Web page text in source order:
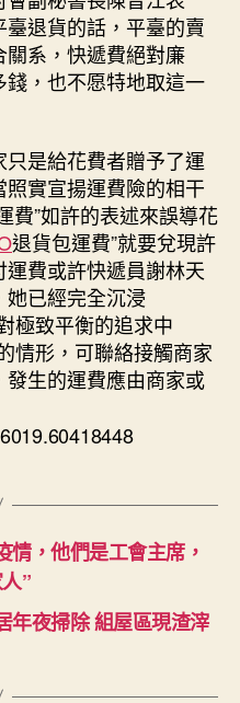
退貨的話，平臺的賣
系，快遞費絕對廉
，也不愿特地取這一
是給花費者贈予了運
照實宣揚運費險的相干
費”如許的表述來誤導花
退貨包運費”就要兌現許
費或許快遞員謝林天
已經完全沉浸
極致平衡的追求中
情形，可聯絡接觸商家
生的運費應由商家或
情，他們是工會主席，
”
年夜掃除 組屋區現渣滓